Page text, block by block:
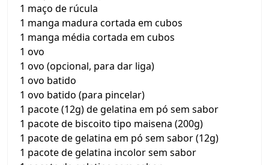
1 maço de rúcula
1 manga madura cortada em cubos
1 manga média cortada em cubos
1 ovo
1 ovo (opcional, para dar liga)
1 ovo batido
1 ovo batido (para pincelar)
1 pacote (12g) de gelatina em pó sem sabor
1 pacote de biscoito tipo maisena (200g)
1 pacote de gelatina em pó sem sabor (12g)
1 pacote de gelatina incolor sem sabor